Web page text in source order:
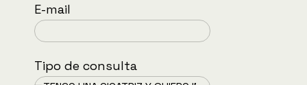
E-mail
Tipo de consulta